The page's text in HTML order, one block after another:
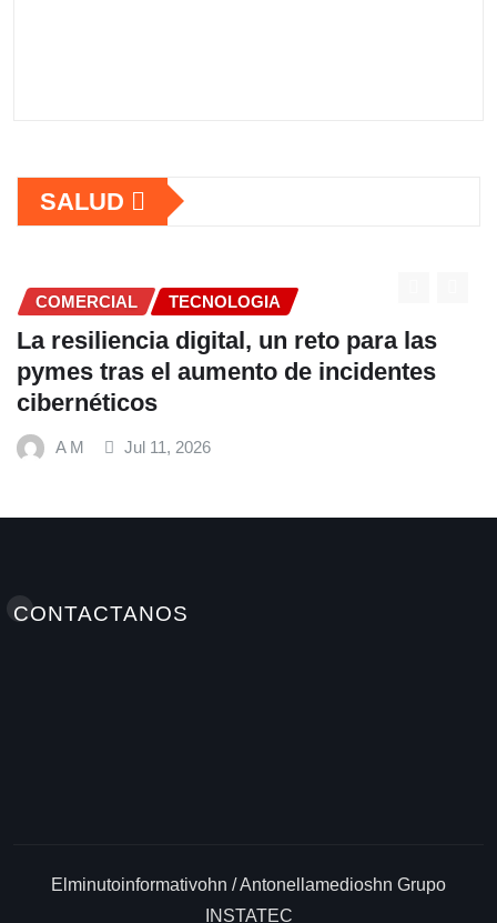
SALUD
COMERCIAL
Fundación Ficohsa fortalece la
alimentación escolar y promueve
hábitos saludables junto al
Mundial de Alimentos y Nestlé
Elminutoinformativohn / Antonellamedioshn Grupo